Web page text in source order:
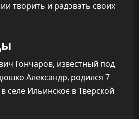
творить и радовать своих
Гончаров, известный под
Александр, родился 7
в селе Ильинское в Тверской